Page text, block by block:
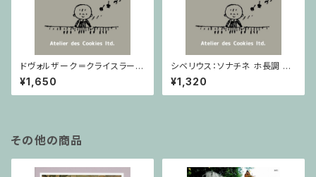
ドヴォルザーク＝クライスラー：
スラヴ幻想曲 ロ短調 from Op.
55-4, Op.75 / ヴァイオリンと
ピアノ
¥1,650
シベリウス：ソナチネ ホ長調 O
p.80 / ヴァイオリンとピアノ
¥1,320
その他の商品